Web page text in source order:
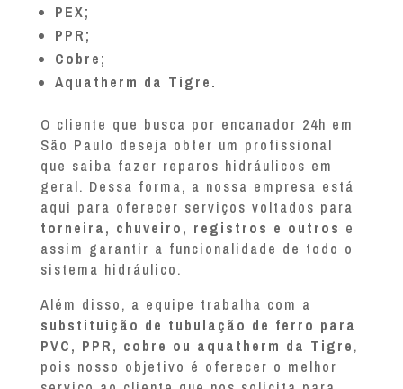
PEX;
PPR;
Cobre;
Aquatherm da Tigre.
O cliente que busca por encanador 24h em
São Paulo deseja obter um profissional
que saiba fazer reparos hidráulicos em
geral. Dessa forma, a nossa empresa está
aqui para oferecer serviços voltados para
torneira, chuveiro, registros e outros e
assim garantir a funcionalidade de todo o
sistema hidráulico.
Além disso, a equipe trabalha com a
substituição de tubulação de ferro para
PVC, PPR, cobre ou aquatherm da Tigre,
pois nosso objetivo é oferecer o melhor